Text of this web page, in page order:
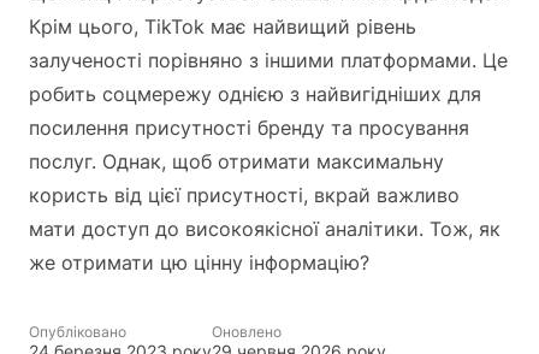
Крім цього, TikTok має найвищий рівень
залученості порівняно з іншими платформами. Це
робить соцмережу однією з найвигідніших для
посилення присутності бренду та просування
послуг. Однак, щоб отримати максимальну
користь від цієї присутності, вкрай важливо
мати доступ до високоякісної аналітики. Тож, як
же отримати цю цінну інформацію?
Опубліковано Оновлено